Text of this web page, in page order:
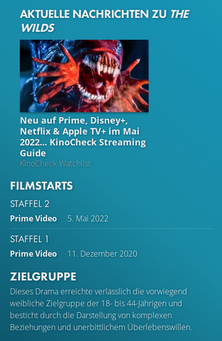
AKTUELLE NACHRICHTEN ZU THE
WILDS
STREAMING GUIDE
Neu auf Prime, Disney+,
Netflix & Apple TV+ im Mai
2022... KinoCheck Streaming
Guide
KinoCheck Watchlist
FILMSTARTS
STAFFEL 2
Prime Video 5. Mai 2022
STAFFEL 1
Prime Video 11. Dezember 2020
ZIELGRUPPE
Dieses Drama erreichte verlässlich die vorwiegend
weibliche Zielgruppe der 18- bis 44-Jährigen und
besticht durch die Darstellung von komplexen
Beziehungen und unerbittlichem Überlebenswillen.